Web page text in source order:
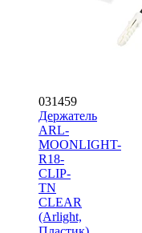
031459
Держатель
ARL-
MOONLIGHT-
R18-
CLIP-
TN
CLEAR
(Arlight,